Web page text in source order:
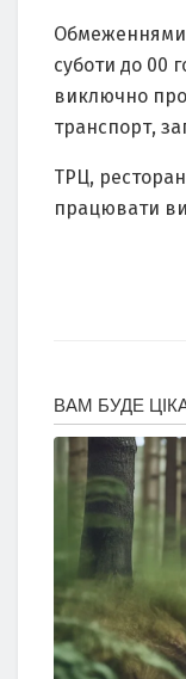
Обмеженнями
суботи до 00
виключно
транспорт,
ТРЦ,
працювати